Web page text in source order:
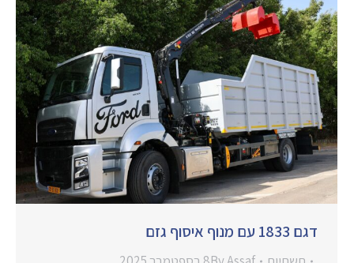
דגם 1833 עם מנוף איסוף גזם